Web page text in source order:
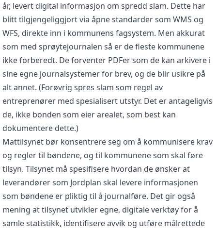
år, levert digital informasjon om spredd slam. Dette har
blitt tilgjengeliggjort via åpne standarder som WMS og
WFS, direkte inn i kommunens fagsystem. Men akkurat
som med sprøytejournalen så er de fleste kommunene
ikke forberedt. De forventer PDFer som de kan arkivere i
sine egne journalsystemer for brev, og de blir usikre på
alt annet. (Forøvrig spres slam som regel av
entreprenører med spesialisert utstyr. Det er antageligvis
de, ikke bonden som eier arealet, som best kan
dokumentere dette.)
Mattilsynet bør konsentrere seg om å kommunisere krav
og regler til bøndene, og til kommunene som skal føre
tilsyn. Tilsynet må spesifisere hvordan de ønsker at
leverandører som Jordplan skal levere informasjonen
som bøndene er pliktig til å journalføre. Det gir også
mening at tilsynet utvikler egne, digitale verktøy for å
samle statistikk, identifisere avvik og utføre målrettede